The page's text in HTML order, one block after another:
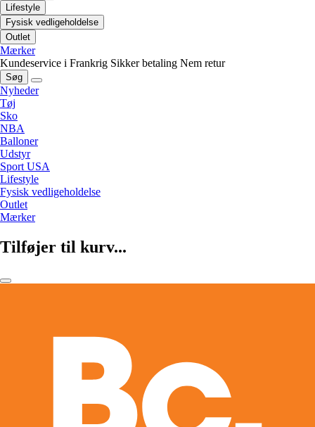
Lifestyle
Fysisk vedligeholdelse
Outlet
Mærker
Kundeservice i Frankrig Sikker betaling Nem retur
Søg
Nyheder
Tøj
Sko
NBA
Balloner
Udstyr
Sport USA
Lifestyle
Fysisk vedligeholdelse
Outlet
Mærker
Tilføjer til kurv...